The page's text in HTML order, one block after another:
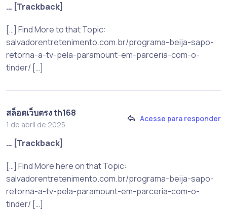
… [Trackback]
[…] Find More to that Topic:
salvadorentretenimento.com.br/programa-beija-sapo-
retorna-a-tv-pela-paramount-em-parceria-com-o-
tinder/ […]
สล็อตเว็บตรง th168
1 de abril de 2025
Acesse para responder
… [Trackback]
[…] Find More here on that Topic:
salvadorentretenimento.com.br/programa-beija-sapo-
retorna-a-tv-pela-paramount-em-parceria-com-o-
tinder/ […]